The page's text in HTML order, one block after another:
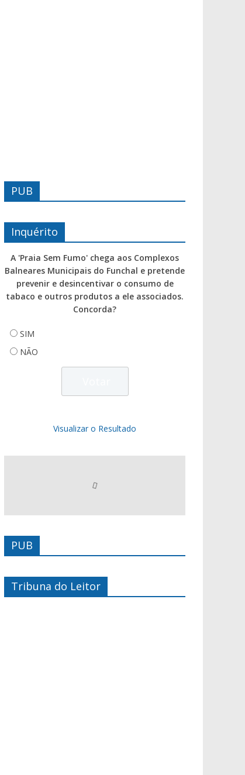
PUB
Inquérito
A 'Praia Sem Fumo' chega aos Complexos
Balneares Municipais do Funchal e pretende
prevenir e desincentivar o consumo de
tabaco e outros produtos a ele associados.
Concorda?
SIM
NÃO
Visualizar o Resultado
PUB
Tribuna do Leitor